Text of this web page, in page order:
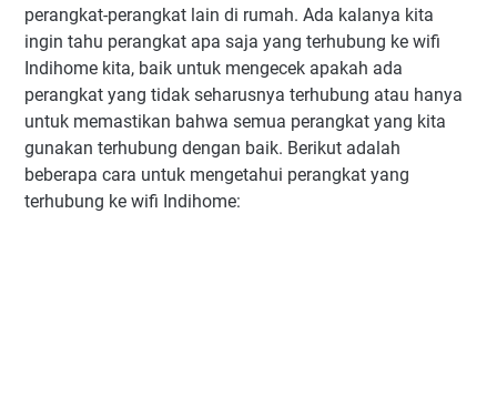
perangkat-perangkat lain di rumah. Ada kalanya kita
ingin tahu perangkat apa saja yang terhubung ke wifi
Indihome kita, baik untuk mengecek apakah ada
perangkat yang tidak seharusnya terhubung atau hanya
untuk memastikan bahwa semua perangkat yang kita
gunakan terhubung dengan baik. Berikut adalah
beberapa cara untuk mengetahui perangkat yang
terhubung ke wifi Indihome: